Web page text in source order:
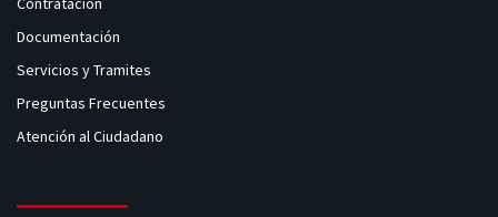
Documentación
Servicios y Tramites
Preguntas Frecuentes
Atención al Ciudadano